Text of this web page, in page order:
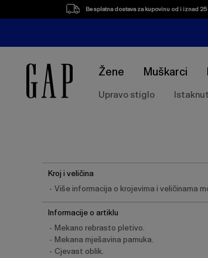
Besplatna dostava za kupovinu od i iznad 25
Žene Muškarci
Upravo stiglo
Kroj i veličina
Više informacija o krojevima i veličinama
Informacije o artiklu
Mekano rebrasto pletivo.
Mekana mješavina pamuka.
Cjevast oblik.